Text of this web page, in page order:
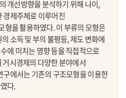
개선방향을 분석하기 위해 나이,
경제주체로 이루어진
형을 활용하였다. 이 부류의 모형은
소득 및 부의 불평등, 제도 변화에
에 미치는 영향 등을 직접적으로
시경제의 다양한 분야에서
구에서는 기존의 구조모형을 이용한
다.